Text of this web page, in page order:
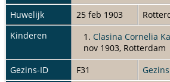
Huwelijk
25 feb 1903
Kinderen
1. Clasina Cornelia
nov 1903, Rotterdam
Gezins-ID
F31